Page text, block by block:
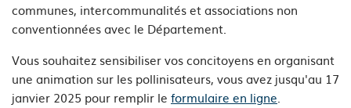
communes, intercommunalités et associations non
conventionnées avec le Département.
Vous souhaitez sensibiliser vos concitoyens en organisant
une animation sur les pollinisateurs, vous avez jusqu'au 17
janvier 2025 pour remplir le formulaire en ligne.